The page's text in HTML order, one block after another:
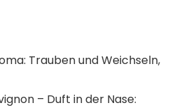
Trauben und Weichseln,
– Duft in der Nase: